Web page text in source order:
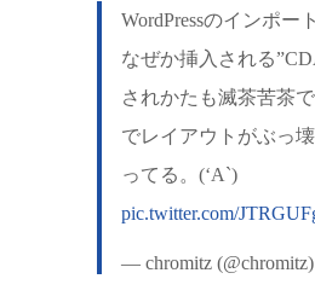
WordPressのインポー
なぜか挿入される
されかたも滅茶苦茶
でレイアウトがぶっ
ってる。(‘A`)
pic.twitter.com/
— chromitz (@chromitz)